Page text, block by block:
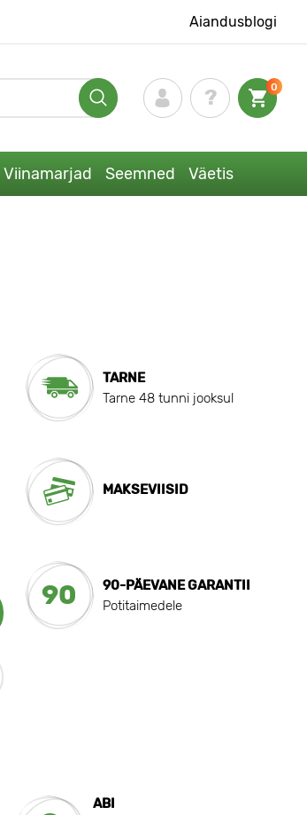
Aiandusblogi
0
Viinamarjad Seemned Väetis
TARNE
Tarne 48 tunni jooksul
MAKSEVIISID
90
90-PÄEVANE GARANTII
Potitaimedele
ABI